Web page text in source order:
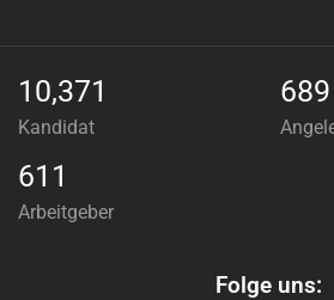
10,371
Kandidat
689
611
Arbeitgeber
Folge uns: